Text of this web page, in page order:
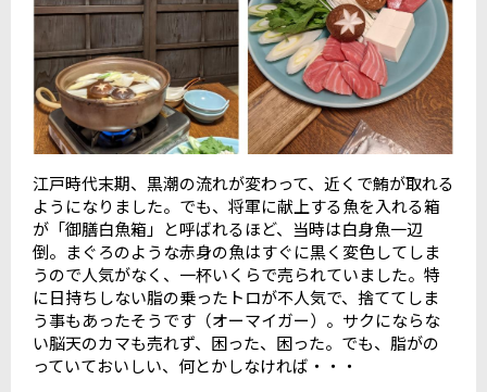
江戸時代末期、黒潮の流れが変わって、近くで鮪が取れる
ようになりました。でも、将軍に献上する魚を入れる箱
が「御膳白魚箱」と呼ばれるほど、当時は白身魚一辺
倒。まぐろのような赤身の魚はすぐに黒く変色してしま
うので人気がなく、一杯いくらで売られていました。特
に日持ちしない脂の乗ったトロが不人気で、捨ててしま
う事もあったそうです（オーマイガー）。サクにならな
い脳天のカマも売れず、困った、困った。でも、脂がの
っていておいしい、何とかしなければ・・・